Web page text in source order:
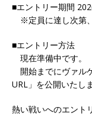
■エントリー期間
※定員に達し次第
■エントリー方法
現在準備中です。
開始までにヴァル
URL」を公開いたし
熱い戦いへのエント